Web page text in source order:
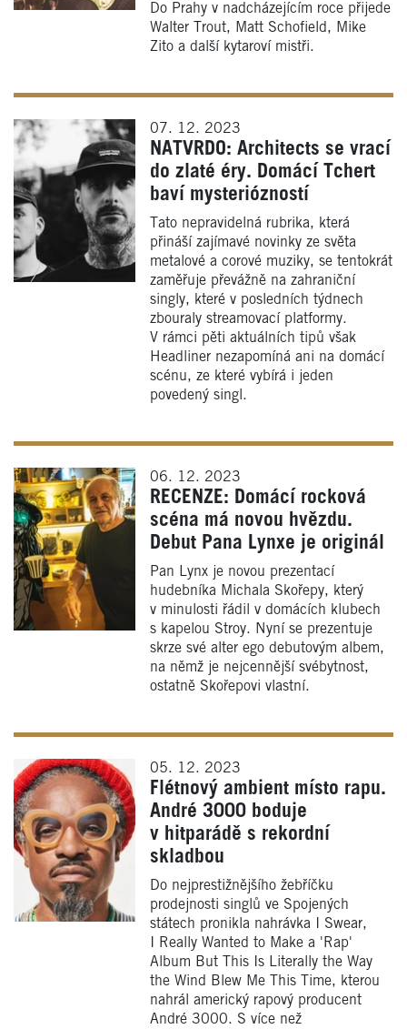
Do Prahy v nadcházejícím roce přijede
Walter Trout, Matt Schofield, Mike
Zito a další kytaroví mistři.
07. 12. 2023
NATVRDO: Architects se vrací
do zlaté éry. Domácí Tchert
baví mysteriózností
Tato nepravidelná rubrika, která
přináší zajímavé novinky ze světa
metalové a corové muziky, se tentokrát
zaměřuje převážně na zahraniční
singly, které v posledních týdnech
zbouraly streamovací platformy.
V rámci pěti aktuálních tipů však
Headliner nezapomíná ani na domácí
scénu, ze které vybírá i jeden
povedený singl.
06. 12. 2023
RECENZE: Domácí rocková
scéna má novou hvězdu.
Debut Pana Lynxe je originál
Pan Lynx je novou prezentací
hudebníka Michala Skořepy, který
v minulosti řádil v domácích klubech
s kapelou Stroy. Nyní se prezentuje
skrze své alter ego debutovým albem,
na němž je nejcennější svébytnost,
ostatně Skořepovi vlastní.
05. 12. 2023
Flétnový ambient místo rapu.
André 3000 boduje
v hitparádě s rekordní
skladbou
Do nejprestižnějšího žebříčku
prodejnosti singlů ve Spojených
státech pronikla nahrávka I Swear,
I Really Wanted to Make a 'Rap'
Album But This Is Literally the Way
the Wind Blew Me This Time, kterou
nahrál americký rapový producent
André 3000. S více než